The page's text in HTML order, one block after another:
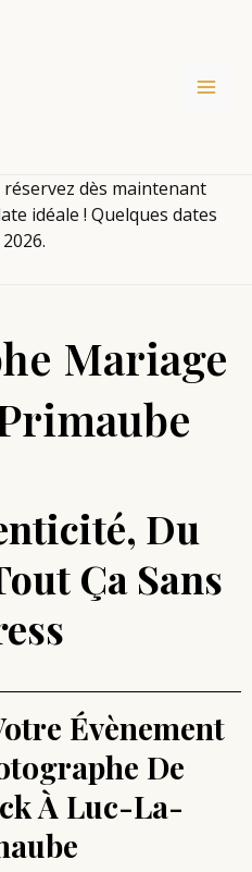
dès maintenant
idéale ! Quelques dates
Mariage
Du
Ça Sans
Évènement
De
À Luc-La-